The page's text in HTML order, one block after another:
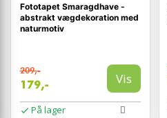
Fototapet Smaragdhave -
abstrakt vægdekoration med
naturmotiv
209,-
179,- Vis
På lager